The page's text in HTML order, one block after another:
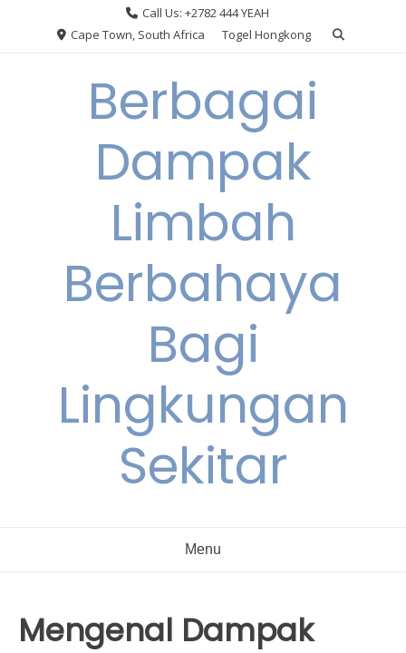
Call Us: +2782 444 YEAH
Cape Town, South Africa
Togel Hongkong
Berbagai
Dampak
Limbah
Berbahaya
Bagi
Lingkungan
Sekitar
Menu
Mengenal Dampak